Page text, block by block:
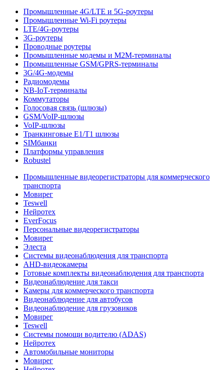
Промышленные 4G/LTE и 5G-роутеры
Промышленные Wi-Fi роутеры
LTE/4G-роутеры
3G-роутеры
Проводные роутеры
Промышленные модемы и M2M-терминалы
Промышленные GSM/GPRS-терминалы
3G/4G-модемы
Радиомодемы
NB-IoT-терминалы
Коммутаторы
Голосовая связь (шлюзы)
GSM/VoIP-шлюзы
VoIP-шлюзы
Транкинговые E1/T1 шлюзы
SIMбанки
Платформы управления
Robustel
Промышленные видеорегистраторы для коммерческого
транспорта
Мовирег
Teswell
Нейротех
EverFocus
Персональные видеорегистраторы
Мовирег
Элеста
Системы видеонаблюдения для транспорта
AHD-видеокамеры
Готовые комплекты видеонаблюдения для транспорта
Видеонаблюдение для такси
Камеры для коммерческого транспорта
Видеонаблюдение для автобусов
Видеонаблюдение для грузовиков
Мовирег
Teswell
Системы помощи водителю (ADAS)
Нейротех
Автомобильные мониторы
Мовирег